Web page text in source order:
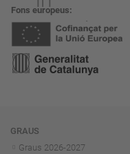
Fons europeus
Navegació
GRAUS
Graus 2026-2027